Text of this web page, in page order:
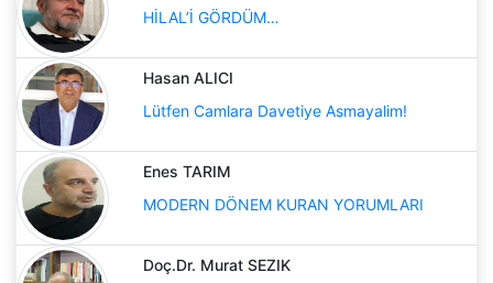
HİLAL’İ GÖRDÜM…
Hasan ALICI
Lütfen Camlara Davetiye Asmayalim!
Enes TARIM
MODERN DÖNEM KURAN YORUMLARI
Doç.Dr. Murat SEZIK